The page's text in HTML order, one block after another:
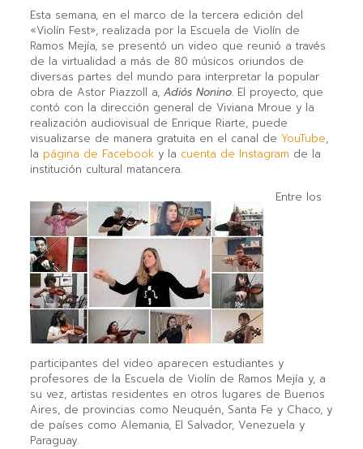
Esta semana, en el marco de la tercera edición del
«Violín Fest», realizada por la Escuela de Violín de
Ramos Mejía, se presentó un video que reunió a través
de la virtualidad a más de 80 músicos oriundos de
diversas partes del mundo para interpretar la popular
obra de Astor Piazzoll a, Adiós Nonino. El proyecto, que
contó con la dirección general de Viviana Mroue y la
realización audiovisual de Enrique Riarte, puede
visualizarse de manera gratuita en el canal de YouTube,
la página de Facebooky la cuenta de Instagram de la
institución cultural matancera.
Entre los
participantes del video aparecen estudiantes y
profesores de la Escuela de Violín de Ramos Mejía y, a
su vez, artistas residentes en otros lugares de Buenos
Aires, de provincias como Neuquén, Santa Fe y Chaco, y
de países como Alemania, El Salvador, Venezuela y
Paraguay.